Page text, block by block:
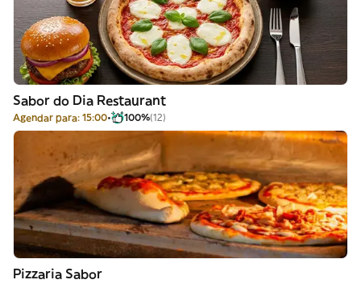
Sabor do Dia Restaurant
Agendar para: 15:00 100%(12)
Pizzaria Sabor